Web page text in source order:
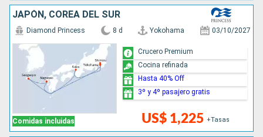
JAPÓN, COREA DEL SUR
Comidas incluidas
Diamond Princess 8 d Yokohama 03/10/2027
US$ 1,225 +Tasas
Crucero Premium
Cocina refinada
Hasta 40% Off
3º y 4º pasajero gratis